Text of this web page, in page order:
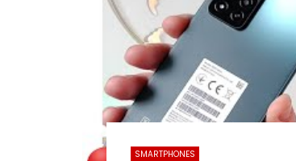
SMARTPHONES